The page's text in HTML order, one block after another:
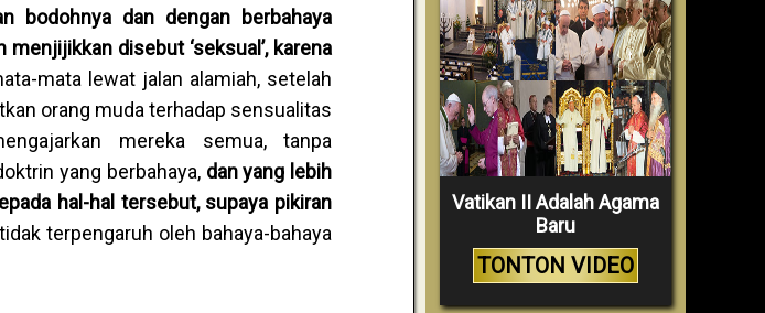
bodohnya dan dengan berbahaya
disebut ‘seksual’, karena
mata lewat jalan alamiah, setelah
orang muda terhadap sensualitas
mereka semua, tanpa
yang berbahaya, dan yang lebih
hal-hal tersebut, supaya pikiran
terpengaruh oleh bahaya-bahaya
Vatikan II Adalah Agama
Baru
TONTON VIDEO